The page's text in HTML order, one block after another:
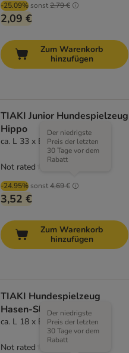
-25.09% sonst2,79 €
2,09 €
Zum Warenkorb
hinzufügen
TIAKI Junior Hundespielzeug
Hippo
ca. L 33 x B 21 x H 7 cm
-24.95% sonst4,69 €
Der niedrigste
Preis der letzten
30 Tage vor dem
Rabatt
3,52 €
Not rated
Zum Warenkorb
hinzufügen
TIAKI Hundespielzeug
Hasen-Slipper
ca. L 18 x B 9 x H 5 cm
Der niedrigste
Preis der letzten
30 Tage vor dem
Rabatt
Not rated